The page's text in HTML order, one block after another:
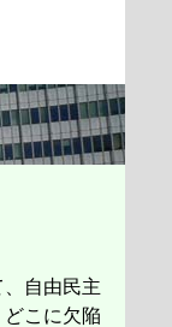
自由民主
こに欠陥